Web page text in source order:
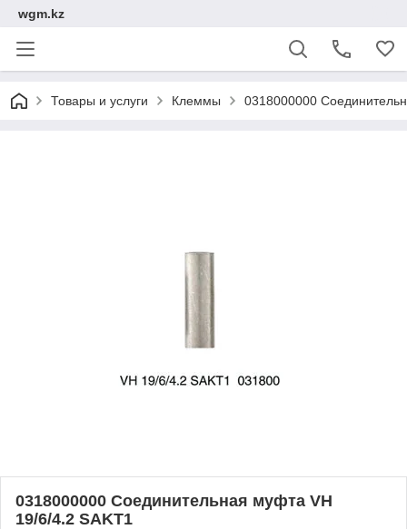
wgm.kz
Товары и услуги Клеммы 0318000000
0318000000 Соединительная муфта VH
19/6/4.2 SAKT1